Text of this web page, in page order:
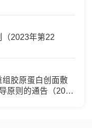
（2023年第22
组胶原蛋白创面敷
原则的通告（2023